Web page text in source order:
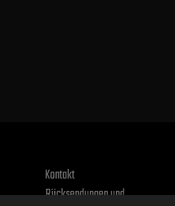
Kontakt
Rücksendungen und